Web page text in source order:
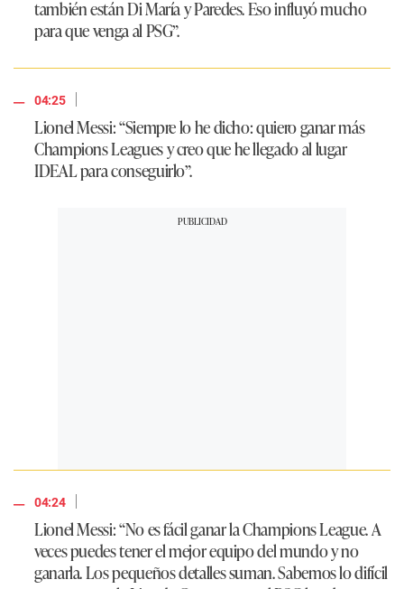
también están Di María y Paredes. Eso influyó mucho
para que venga al PSG”.
04:25
|
Lionel Messi: “Siempre lo he dicho: quiero ganar más
Champions Leagues y creo que he llegado al lugar
IDEAL para conseguirlo”.
04:24
|
Lionel Messi: “No es fácil ganar la Champions League. A
veces puedes tener el mejor equipo del mundo y no
ganarla. Los pequeños detalles suman. Sabemos lo difícil